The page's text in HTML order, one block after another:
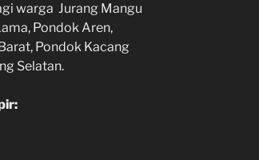
warga Jurang Mangu
Pondok Aren,
Pondok Kacang
Selatan.